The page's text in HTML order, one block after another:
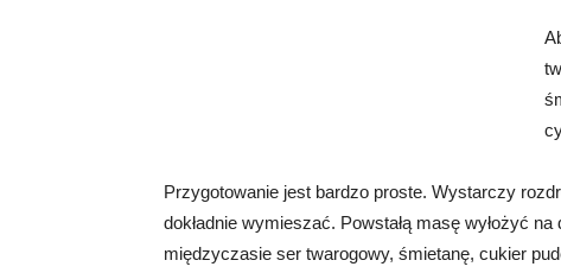
Przygotowanie jest bardzo proste. Wystarczy
dokładnie wymieszać. Powstałą masę wyłożyć
międzyczasie ser twarogowy, śmietanę, cukier